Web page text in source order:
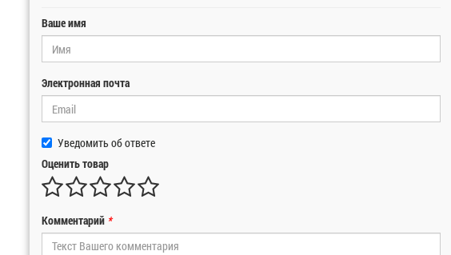
Ваше имя
Электронная почта
Уведомить об ответе
Оценить товар
Комментарий *